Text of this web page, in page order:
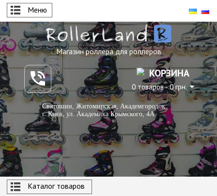
Меню
Магазин роллера для роллеров
КОРЗИНА
0 товаров - 0 грн.
Святошин, Житомирская, Академгородок
г. Киев, ул. Академика Крымского, 4А
Каталог товаров